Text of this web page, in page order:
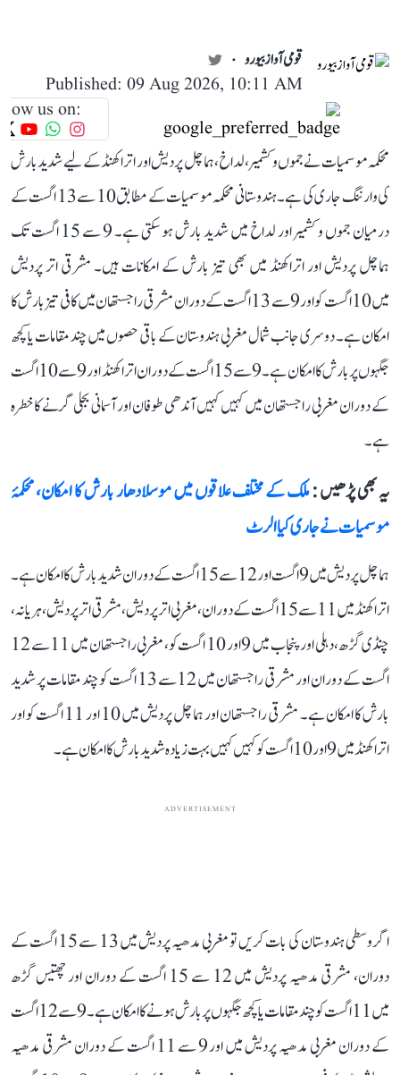
قومی آواز بیورو
Published: 09 Aug 2026, 10:11 AM
us on:
محکمہ موسمیات نے جموں و کشمیر، لداخ، ہماچل پردیش اور اتراکھنڈ کے لیے شدید بارش
کی وارننگ جاری کی ہے۔ ہندوستانی محکمہ موسمیات کے مطابق 10 سے 13 اگست کے
درمیان جموں و کشمیر اور لداخ میں شدید بارش ہو سکتی ہے۔ 9 سے 15 اگست تک
ہماچل پردیش اور اتراکھنڈ میں بھی تیز بارش کے امکانات ہیں۔ مشرقی اتر پردیش
میں 10 اگست کو اور 9 سے 13 اگست کے دوران مشرقی راجستھان میں کافی تیز بارش کا
امکان ہے۔ دوسری جانب شمال مغربی ہندوستان کے باقی حصوں میں چند مقامات یا کچھ
جگہوں پر بارش کا امکان ہے۔ 9 سے 15 اگست کے دوران اتراکھنڈ اور 9 سے 10 اگست
کے دوران مغربی راجستھان میں کہیں کہیں آندھی طوفان اور آسمانی بجلی گرنے کا خطرہ
ہے۔
یہ بھی پڑھیں :ملک کے مختلف علاقوں میں موسلادھار بارش کا امکان، محکمۂ
موسمیات نے جاری کیا الرٹ
ہماچل پردیش میں 9 اگست اور 12 سے 15 اگست کے دوران شدید بارش کا امکان ہے۔
اتراکھنڈ میں 11 سے 15 اگست کے دوران، مغربی اتر پردیش، مشرقی اتر پردیش، ہریانہ،
چنڈی گڑھ، دہلی اور پنجاب میں 9 اور 10 اگست کو، مغربی راجستھان میں 11 سے 12
اگست کے دوران اور مشرقی راجستھان میں 12 سے 13 اگست کو چند مقامات پر شدید
بارش کا امکان ہے۔ مشرقی راجستھان اور ہماچل پردیش میں 10 اور 11 اگست کو اور
اتراکھنڈ میں 9 اور 10 اگست کو کہیں کہیں بہت زیادہ شدید بارش کا امکان ہے۔
ADVERTISEMENT
اگر وسطی ہندوستان کی بات کریں تو مغربی مدھیہ پردیش میں 13 سے 15 اگست کے
دوران، مشرقی مدھیہ پردیش میں 12 سے 15 اگست کے دوران اور چھتیس گڑھ
میں 11 اگست کو چند مقامات یا کچھ جگہوں پر بارش ہونے کا امکان ہے۔ 9 سے 12 اگست
کے دوران مغربی مدھیہ پردیش میں اور 9 سے 11 اگست کے دوران مشرقی مدھیہ